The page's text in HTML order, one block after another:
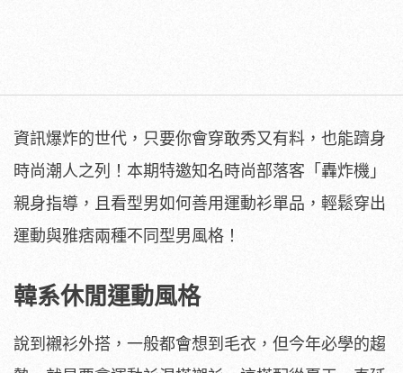
資訊爆炸的世代，只要你會穿敢秀又有料，也能躋身
時尚潮人之列！本期特邀知名時尚部落客「轟炸機」
親身指導，且看型男如何善用運動衫單品，輕鬆穿出
運動與雅痞兩種不同型男風格！
韓系休閒運動風格
說到襯衫外搭，一般都會想到毛衣，但今年必學的趨